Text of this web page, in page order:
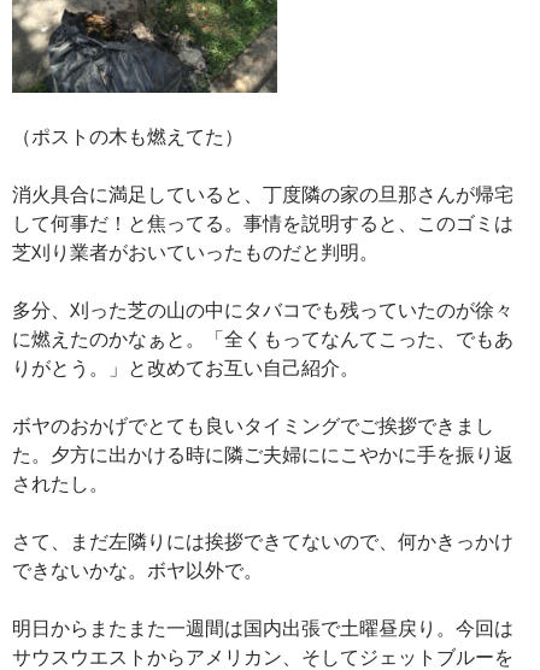
（ポストの木も燃えてた）
消火具合に満足していると、丁度隣の家の旦那さんが帰宅
して何事だ！と焦ってる。事情を説明すると、このゴミは
芝刈り業者がおいていったものだと判明。
多分、刈った芝の山の中にタバコでも残っていたのが徐々
に燃えたのかなぁと。「全くもってなんてこった、でもあ
りがとう。」と改めてお互い自己紹介。
ボヤのおかげでとても良いタイミングでご挨拶できまし
た。夕方に出かける時に隣ご夫婦ににこやかに手を振り返
されたし。
さて、まだ左隣りには挨拶できてないので、何かきっかけ
できないかな。ボヤ以外で。
明日からまたまた一週間は国内出張で土曜昼戻り。今回は
サウスウエストからアメリカン、そしてジェットブルーを